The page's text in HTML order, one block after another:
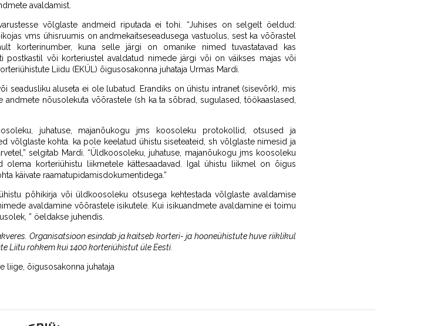
avaldamist.
võlglaste andmeid riputada ei tohi. “Juhises on selgelt öeldud:
vms ühisruumis on andmekaitseseadusega vastuolus, sest ka võõrastel
korterinumber, kuna selle järgi on omanike nimed tuvastatavad kas
postkastil või korteriustel avaldatud nimede järgi või on väikses majas või
Liidu (EKÜL) õigusosakonna juhataja Urmas Mardi.
seadusliku aluseta ei ole lubatud. Erandiks on ühistu intranet (sisevõrk), mis
nõusolekuta võõrastele (sh ka ta sõbrad, sugulased, töökaaslased,
juhatuse, majanõukogu jms koosoleku protokollid, otsused ja
võlglaste kohta. ka pole keelatud ühistu siseteateid, sh võlglaste nimesid ja
selgitab Mardi. “Üldkoosoleku, juhatuse, majanõukogu jms koosoleku
olema korteriühistu liikmetele kättesaadavad. Igal ühistu liikmel on õigus
käivate raamatupidamisdokumentidega.”
põhikirja või üldkoosoleku otsusega kehtestada võlglaste avaldamise
avaldamine võõrastele isikutele. Kui isikuandmete avaldamine ei toimu
” öeldakse juhendis.
Organisatsioon esindab ja kaitseb korteri- ja hooneühistute huve riiklikul
Liitu rohkem kui 1400 korteriühistut üle Eesti.
liige, õigusosakonna juhataja